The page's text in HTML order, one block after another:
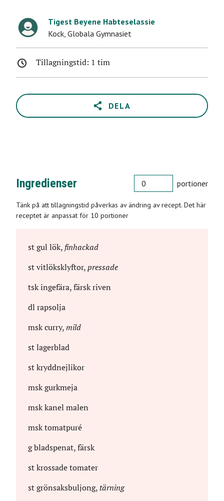
Tigest Beyene Habteselassie
Kock Globala Gymnasiet
Tillagningstid: 1 tim
DELA
Ingredienser
PORTIONER
portioner
Tänk på att tillagningstid påverkas av ändring av recept. Det här
receptet är anpassat för 10 portioner
stgul lök, finhackad
stvitlöksklyftor,pressade
tskingefära, färsk riven
dl rapsolja
mskcurry,mild
stlagerblad
stkryddnejlikor
mskgurkmeja
mskkanel malen
msktomatpuré
gbladspenat, färsk
stkrossade tomater
stgrönsaksbuljong,tärning